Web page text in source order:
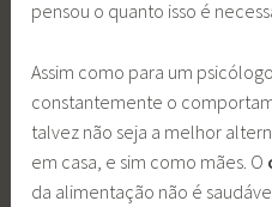
pensou o quanto isso é
Assim como para um
constantemente o
talvez não seja a melhor
em casa, e sim como mães. O
da alimentação não é